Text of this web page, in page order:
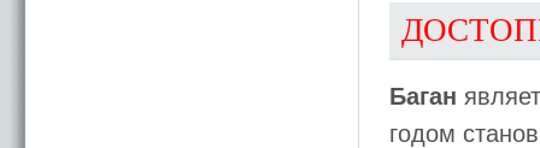
Баган
годом